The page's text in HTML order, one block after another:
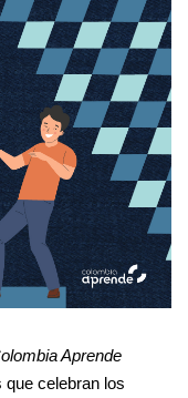
Aprende
celebran los